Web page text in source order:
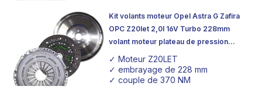
Kit volants moteur Opel Astra G Zafira
OPC Z20let 2,0l 16V Turbo 228mm
volant moteur plateau de pression
d'embrayage organique
✓ Moteur Z20LET
✓ embrayage de 228 mm
✓ couple de 370 NM